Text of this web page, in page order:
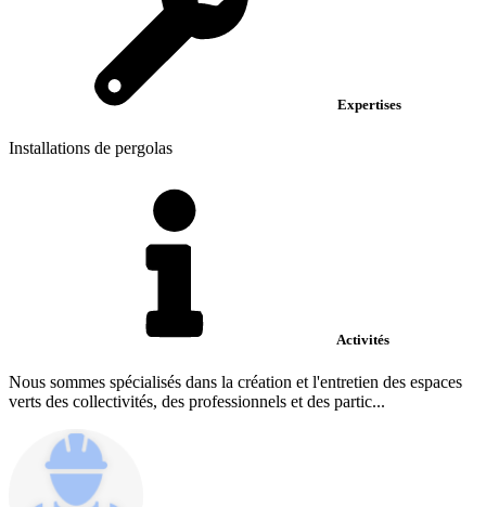
Expertises
Installations de pergolas
Activités
Nous sommes spécialisés dans la création et l'entretien des espaces
verts des collectivités, des professionnels et des partic...